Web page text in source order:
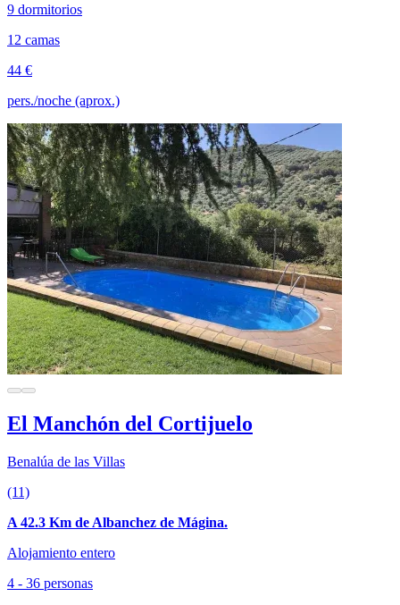
9 dormitorios
12 camas
44 €
pers./noche (aprox.)
El Manchón del Cortijuelo
Benalúa de las Villas
(11)
A 42.3 Km de Albanchez de Mágina.
Alojamiento entero
4 - 36 personas